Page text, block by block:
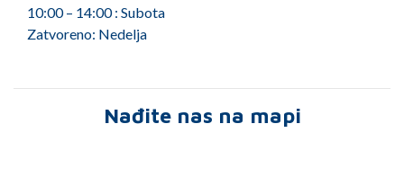
10:00 – 14:00 : Subota
Zatvoreno: Nedelja
Nađite nas na mapi